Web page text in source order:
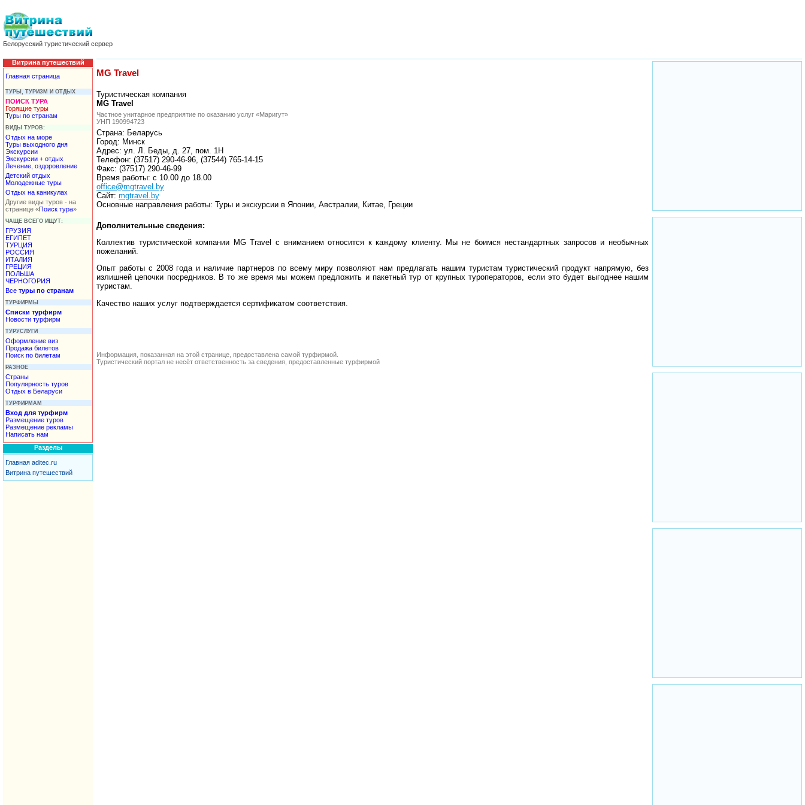
Белорусский туристический сервер
Витрина путешествий
Главная страница
ТУРЫ, ТУРИЗМ И ОТДЫХ
ПОИСК ТУРА
Горящие туры
Туры по странам
ВИДЫ ТУРОВ:
Отдых на море
Туры выходного дня
Экскурсии
Экскурсии + отдых
Лечение, оздоровление
Детский отдых
Молодежные туры
Отдых на каникулах
Другие виды туров - на
странице «Поиск тура»
ЧАЩЕ ВСЕГО ИЩУТ:
ГРУЗИЯ
ЕГИПЕТ
ТУРЦИЯ
РОССИЯ
ИТАЛИЯ
ГРЕЦИЯ
ПОЛЬША
ЧЕРНОГОРИЯ
Все туры по странам
ТУРФИРМЫ
Списки турфирм
Новости турфирм
ТУРУСЛУГИ
Оформление виз
Продажа билетов
Поиск по билетам
РАЗНОЕ
Страны
Популярность туров
Отдых в Беларуси
ТУРФИРМАМ
Вход для турфирм
Размещение туров
Размещение рекламы
Написать нам
Разделы
Главная aditec.ru
Витрина путешествий
MG Travel
Туристическая компания
MG Travel
Частное унитарное предприятие по оказанию услуг «Маригут»
УНП 190994723
Страна: Беларусь
Город: Минск
Адрес: ул. Л. Беды, д. 27, пом. 1Н
Телефон: (37517) 290-46-96, (37544) 765-14-15
Факс: (37517) 290-46-99
Время работы: с 10.00 до 18.00
office@mgtravel.by
Сайт: mgtravel.by
Основные направления работы: Туры и экскурсии в Японии, Австралии, Китае, Греции
Дополнительные сведения:
Коллектив туристической компании MG Travel с вниманием относится к каждому клиенту. Мы не боимся нестандартных запросов и необычных
пожеланий.
Опыт работы с 2008 года и наличие партнеров по всему миру позволяют нам предлагать нашим туристам туристический продукт напрямую, без
излишней цепочки посредников. В то же время мы можем предложить и пакетный тур от крупных туроператоров, если это будет выгоднее нашим
туристам.
Качество наших услуг подтверждается сертификатом соответствия.
Информация, показанная на этой странице, предоставлена самой турфирмой.
Туристический портал не несёт ответственность за сведения, предоставленные турфирмой